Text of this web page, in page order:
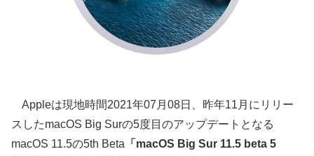
Appleは現地時間2021年07月08日、昨年11月にリリー
スしたmacOS Big Surの5度目のアップデートとなる
macOS 11.5の5th Beta 「macOS Big Sur 11.5 beta 5